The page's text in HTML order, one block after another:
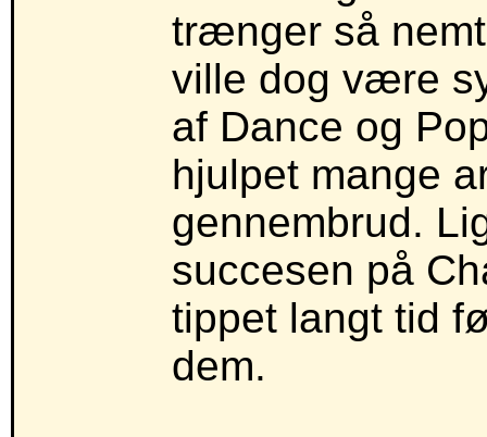
trænger så
ville dog være
af Dance og
hjulpet mange
gennembrud.
succesen på
tippet langt tid
dem.